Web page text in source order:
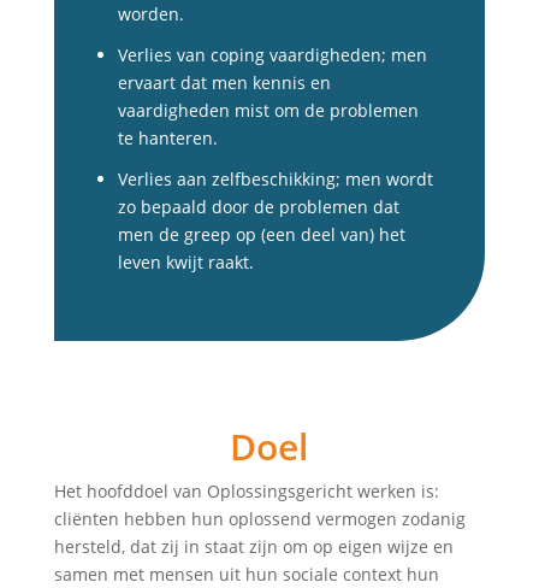
worden.
Verlies van coping vaardigheden; men
ervaart dat men kennis en
vaardigheden mist om de problemen
te hanteren.
Verlies aan zelfbeschikking; men wordt
zo bepaald door de problemen dat
men de greep op (een deel van) het
leven kwijt raakt.
Doel
Het hoofddoel van Oplossingsgericht werken is:
cliënten hebben hun oplossend vermogen zodanig
hersteld, dat zij in staat zijn om op eigen wijze en
samen met mensen uit hun sociale context hun